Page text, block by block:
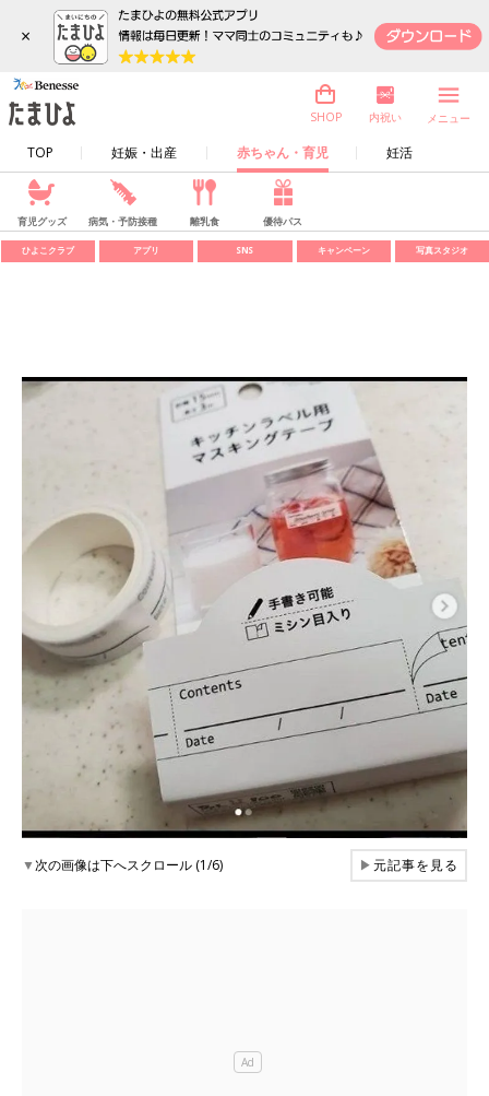
×
TOP 妊娠・出産 赤ちゃん・育児 妊活
SHOP 内祝い メニュー
育児グッズ 病気・予防接種 離乳食 優待パス
ひよこクラブ アプリ SNS キャンペーン 写真スタジオ
▼次の画像は下へスクロール (1/6) ▶元記事を見る